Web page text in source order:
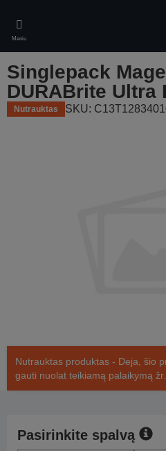
main
content
Meniu
Singlepack
DURABrite Ultra
Nutrauktas SKU:
Nutrauktas produktas - Deja, šio
gauti nuolat teikiamą palaikymą žr.
Pasirinkite spalvą